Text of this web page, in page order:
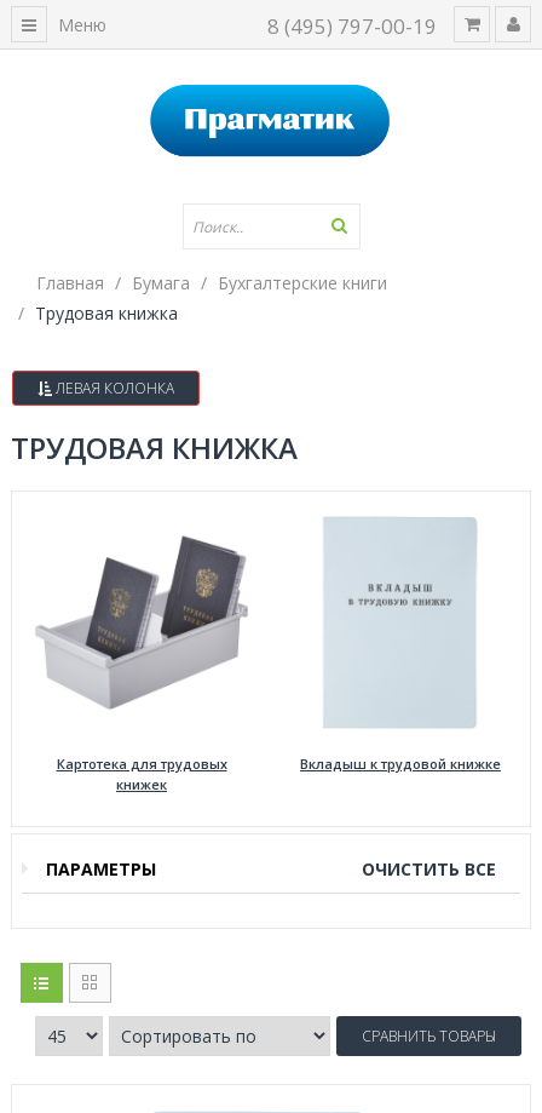
8 (495) 797-00-19
Меню
Главная Бумага
Бухгалтерские книги
Трудовая книжка
ЛЕВАЯ КОЛОНКА
ТРУДОВАЯ КНИЖКА
Картотека для трудовых
книжек
Вкладыш к трудовой книжке
ПАРАМЕТРЫ ОЧИСТИТЬ ВСЕ
СРАВНИТЬ ТОВАРЫ